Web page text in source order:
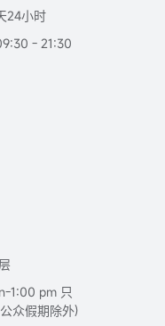
24小时
- 21:30
1:00 pm 只
众假期除外)